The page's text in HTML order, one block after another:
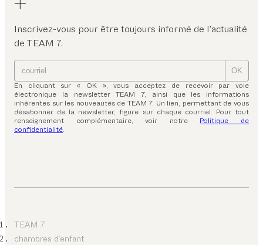
Inscrivez-vous pour être toujours informé de l’actualité
de TEAM 7.
OK
En cliquant sur « OK », vous acceptez de recevoir par voie
électronique la newsletter TEAM 7, ainsi que les informations
inhérentes sur les nouveautés de TEAM 7. Un lien, permettant de vous
désabonner de la newsletter, figure sur chaque courriel. Pour tout
renseignement complémentaire, voir notre Politique de
confidentialité.
TEAM 7
chambres d’enfant